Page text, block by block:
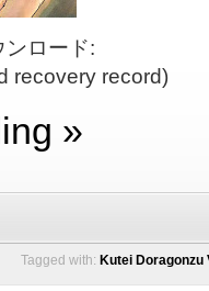
ロード:
recovery record)
»
Tagged with: Kutei Doragonzu